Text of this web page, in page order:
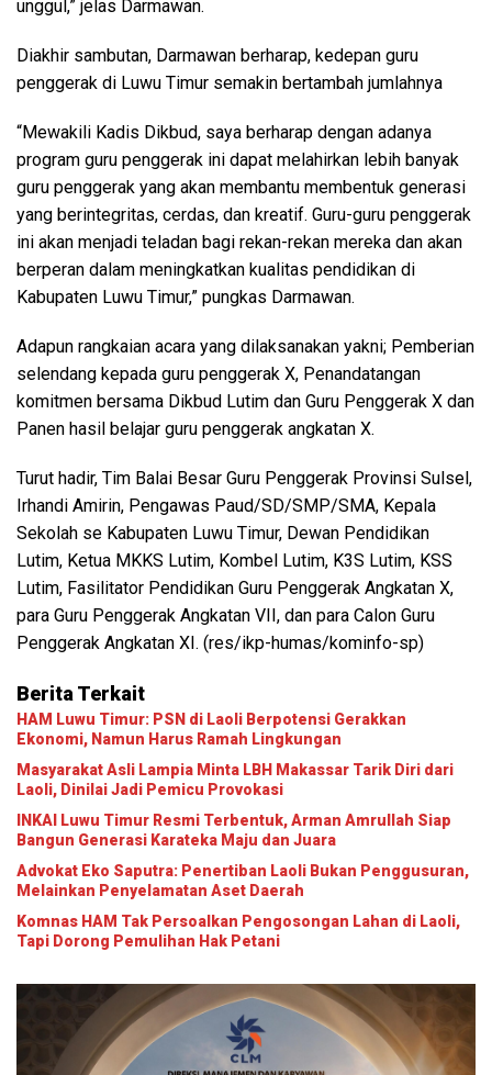
unggul,” jelas Darmawan.
Diakhir sambutan, Darmawan berharap, kedepan guru
penggerak di Luwu Timur semakin bertambah jumlahnya
“Mewakili Kadis Dikbud, saya berharap dengan adanya
program guru penggerak ini dapat melahirkan lebih banyak
guru penggerak yang akan membantu membentuk generasi
yang berintegritas, cerdas, dan kreatif. Guru-guru penggerak
ini akan menjadi teladan bagi rekan-rekan mereka dan akan
berperan dalam meningkatkan kualitas pendidikan di
Kabupaten Luwu Timur,” pungkas Darmawan.
Adapun rangkaian acara yang dilaksanakan yakni; Pemberian
selendang kepada guru penggerak X, Penandatangan
komitmen bersama Dikbud Lutim dan Guru Penggerak X dan
Panen hasil belajar guru penggerak angkatan X.
Turut hadir, Tim Balai Besar Guru Penggerak Provinsi Sulsel,
Irhandi Amirin, Pengawas Paud/SD/SMP/SMA, Kepala
Sekolah se Kabupaten Luwu Timur, Dewan Pendidikan
Lutim, Ketua MKKS Lutim, Kombel Lutim, K3S Lutim, KSS
Lutim, Fasilitator Pendidikan Guru Penggerak Angkatan X,
para Guru Penggerak Angkatan VII, dan para Calon Guru
Penggerak Angkatan XI. (res/ikp-humas/kominfo-sp)
Berita Terkait
HAM Luwu Timur: PSN di Laoli Berpotensi Gerakkan
Ekonomi, Namun Harus Ramah Lingkungan
Masyarakat Asli Lampia Minta LBH Makassar Tarik Diri dari
Laoli, Dinilai Jadi Pemicu Provokasi
INKAI Luwu Timur Resmi Terbentuk, Arman Amrullah Siap
Bangun Generasi Karateka Maju dan Juara
Advokat Eko Saputra: Penertiban Laoli Bukan Penggusuran,
Melainkan Penyelamatan Aset Daerah
Komnas HAM Tak Persoalkan Pengosongan Lahan di Laoli,
Tapi Dorong Pemulihan Hak Petani